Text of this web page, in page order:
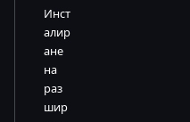
Инст
алир
ане
на
раз
шир